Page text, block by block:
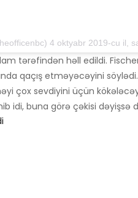
4 oktyabr 2019-cu il, saat 6: 30-da
tərəfindən həll edildi.
qaçış etməyəcəyini söylədi.
çox sevdiyini üçün
idi, buna görə çəkisi dəyişsə